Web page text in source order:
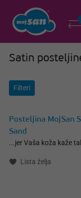
Satin
Filteri
Posteljina MojSan
Sand
...jer Vaša koža kaže
Lista želja